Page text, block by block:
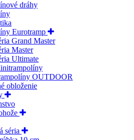
dráhy
Eurotramp
Grand Master
Master
Ultimate
OUTDOOR
obloženie
séria